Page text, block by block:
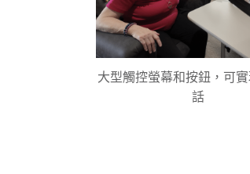
大型觸控螢幕和按鈕，可
話